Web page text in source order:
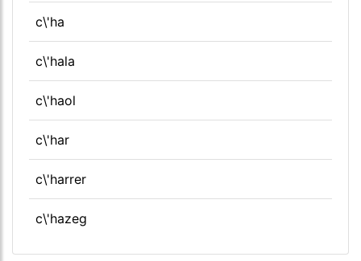
c\'ha
c\'hala
c\'haol
c\'har
c\'harrer
c\'hazeg